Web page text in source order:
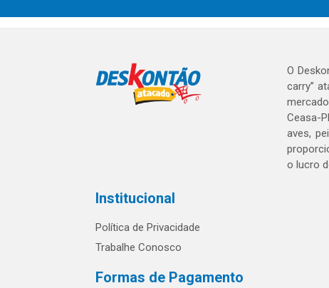
O
carry”
Ceasa-
aves,
o lucro
Institucional
Política de Privacidade
Trabalhe Conosco
Formas de Pagamento